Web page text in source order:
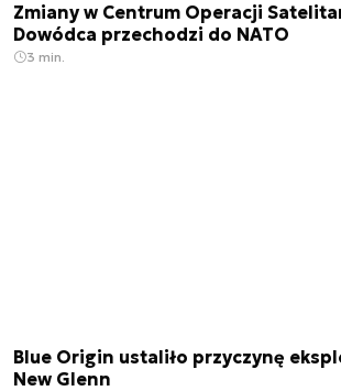
Zmiany w Centrum Operacji
Dowódca przechodzi do NATO
3 min.
Blue Origin ustaliło przyczynę
New Glenn